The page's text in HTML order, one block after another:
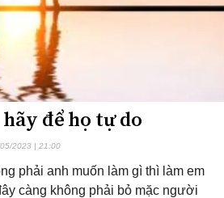
để họ tự do
2023 | 21:00
phải anh muốn làm gì thì làm em
càng không phải bỏ mặc người